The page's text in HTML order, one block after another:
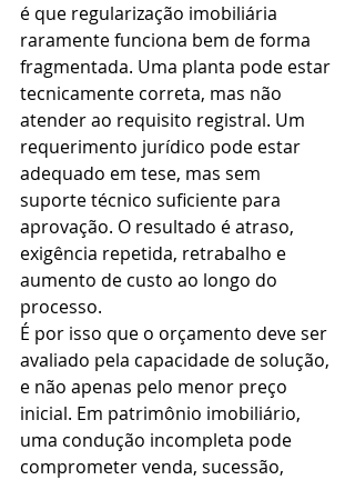
é que regularização imobiliária
raramente funciona bem de forma
fragmentada. Uma planta pode estar
tecnicamente correta, mas não
atender ao requisito registral. Um
requerimento jurídico pode estar
adequado em tese, mas sem
suporte técnico suficiente para
aprovação. O resultado é atraso,
exigência repetida, retrabalho e
aumento de custo ao longo do
processo.
É por isso que o orçamento deve ser
avaliado pela capacidade de solução,
e não apenas pelo menor preço
inicial. Em patrimônio imobiliário,
uma condução incompleta pode
comprometer venda, sucessão,